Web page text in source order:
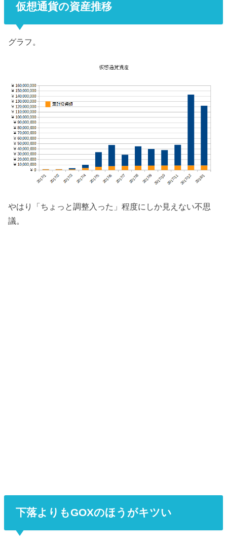
仮想通貨の資産推移
グラフ。
やはり「ちょっと調整入った」程度にしか見えない不思
議。
下落よりもGOXのほうがキツい